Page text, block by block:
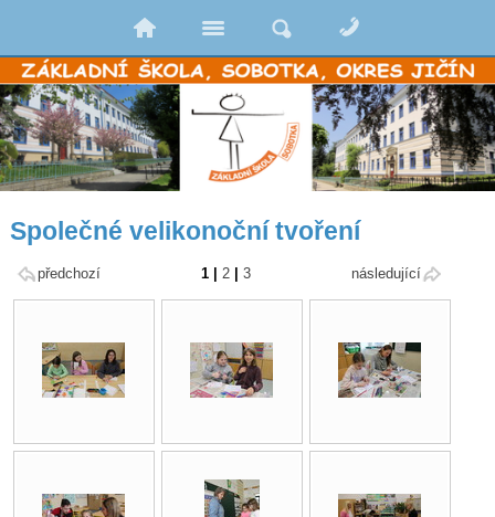
Společné velikonoční tvoření
předchozí 1 2 3 následující